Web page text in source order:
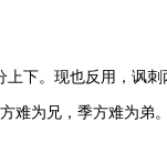
上下。现也反用，讽
难为兄，季方难为弟